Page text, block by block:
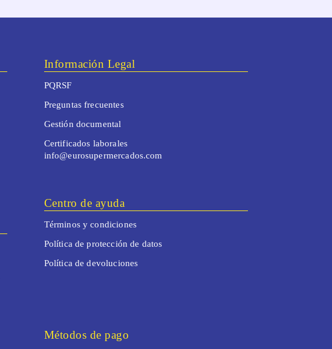
Información Legal
PQRSF
Preguntas frecuentes
Gestión documental
Certificados laborales
info@eurosupermercados.com
Centro de ayuda
Términos y condiciones
Política de protección de datos
Política de devoluciones
Métodos de pago